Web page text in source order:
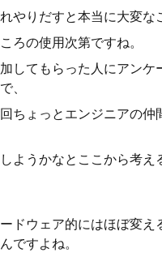
やりだすと本当に大変な
ろの使用次第ですね。
してもらった人にアンケ
、
ちょっとエンジニアの仲
ようかなとここから考え
ドウェア的にはほぼ変え
ですよね。